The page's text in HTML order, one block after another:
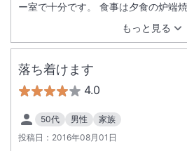
もっと見る
ー室で十分です。 食事は夕食の炉端
アユも栃木牛も美味しかったです。
た。焼き立ての厚焼き玉子はお替り
落ち着けます
4.0
50代 男性
家族
投稿日： 2016年08月01日